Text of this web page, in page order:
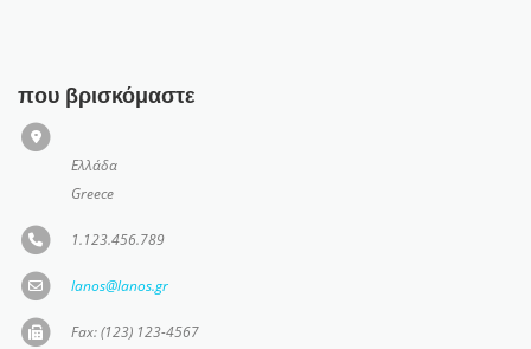
που βρισκόμαστε
Ελλάδα
Greece
1.123.456.789
lanos@lanos.gr
Fax: (123) 123-4567